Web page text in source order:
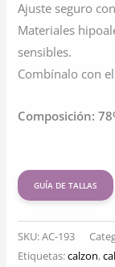
Con
Encaje
cantidad
Ajuste seguro
Materiales
sensibles.
Combínalo con
Composición:
GUÍA DE TALLAS
SKU:AC-193
Etiquetas:calzon,